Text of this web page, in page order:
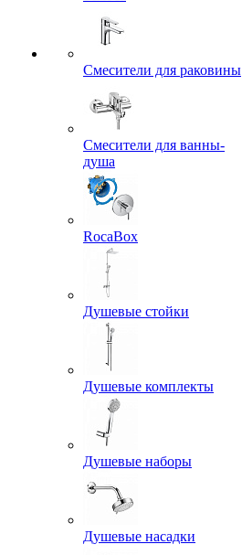
Смесители для раковины
Смесители для ванны-
душа
RocaBox
Душевые стойки
Душевые комплекты
Душевые наборы
Душевые насадки